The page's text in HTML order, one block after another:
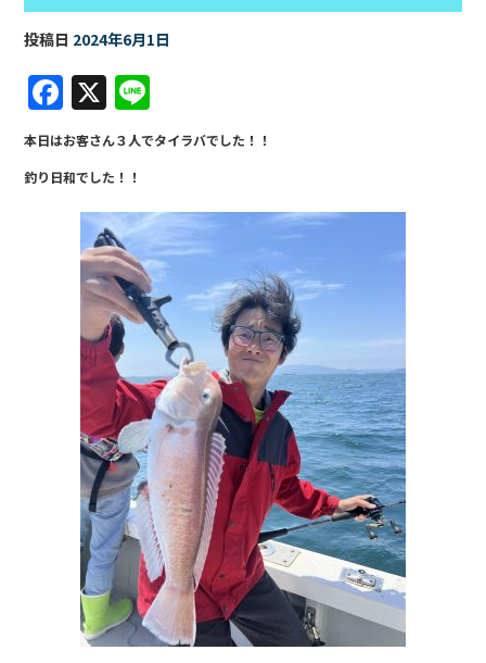
投稿日 2024年6月1日
F
a
c
e
b
o
o
k
X
n
e
本日はお客さん３人でタイラバでした！！
釣り日和でした！！